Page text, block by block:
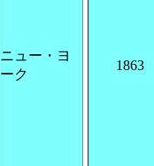
ニュー・ヨ
ーク
1863